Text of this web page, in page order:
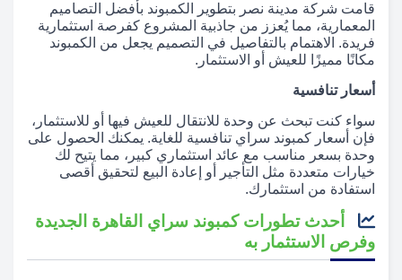
قامت شركة مدينة نصر بتطوير الكمبوند بأفضل التصاميم
المعمارية، مما يُعزز من جاذبية المشروع كفرصة استثمارية
فريدة. الاهتمام بالتفاصيل في التصميم يجعل من الكمبوند
مكانًا مميزًا للعيش أو الاستثمار.
أسعار تنافسية
سواء كنت تبحث عن وحدة للانتقال للعيش فيها أو للاستثمار،
فإن أسعار كمبوند سراي تنافسية للغاية. يمكنك الحصول على
وحدة بسعر مناسب مع عائد استثماري كبير، مما يتيح لك
خيارات متعددة مثل التأجير أو إعادة البيع لتحقيق أقصى
استفادة من استثمارك.
أحدث تطورات كمبوند سراي القاهرة الجديدة
وفرص الاستثمار به